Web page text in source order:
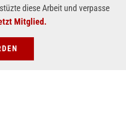
diese Arbeit und verpasse
Mitglied.